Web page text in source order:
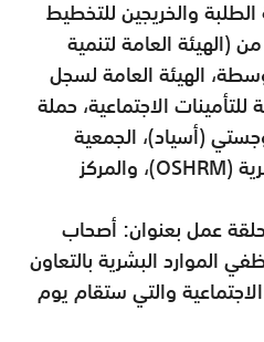
والخريجين للتخطيط
(الهيئة العامة لتنمية
الهيئة العامة لسجل
للتأمينات الاجتماعية، حملة
(أسياد)، الجمعية
(
OSHRM)، والمركز
عمل بعنوان: أصحاب
الموارد البشرية بالتعاون
والتي ستقام يوم